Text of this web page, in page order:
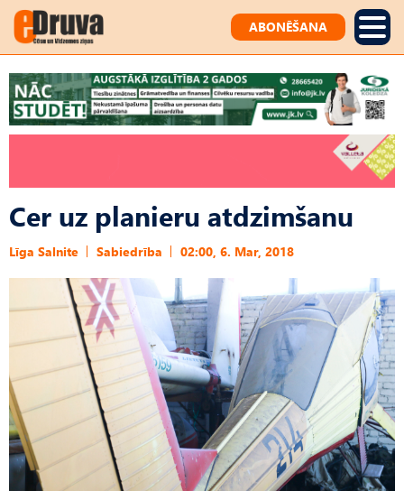
ABONĒŠANA
Cer uz planieru atdzimšanu
Līga Salnite Sabiedrība 02:00, 6. Mar, 2018